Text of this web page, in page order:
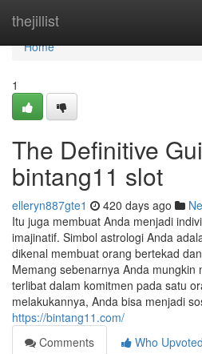
thejillist
Home
Home
1
The Definitive
bintang11 slot
elleryn887gte1 420 days ago
Itu juga membuat Anda menjadi
imajinatif. Simbol astrologi Anda
dikenal membuat orang bertekad
Memang sebenarnya Anda mungkin
terlibat dalam komitmen pada satu
melakukannya, Anda bisa menjadi
https://bintang11.com/
Comments
Who Upvoted